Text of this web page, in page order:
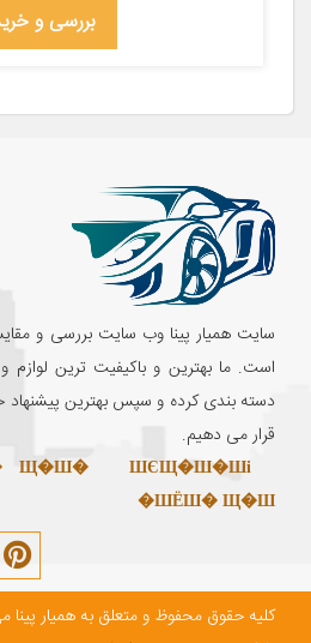
بررسی و
سایت همیار پینا وب سایت بررسی و
است. ما بهترین و باکیفیت ترین لوازم
دسته بندی کرده و سپس بهترین پیشنهاد
قرار می دهیم.
Щ�Ш�
ШЄЩ�Ш�Ші
ШЁШ� Щ�Ш�
کلیه حقوق محفوظ و متعلق به همیار پینا